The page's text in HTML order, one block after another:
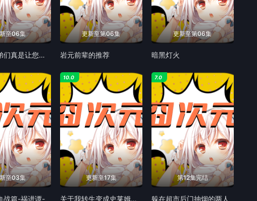
至06集
我家的弟弟们真是让您费心了
更新至第06集
岩元前辈的推荐
更新至第06集
暗黑灯火
至03集
战篇-祸进谭-
更新至17集
10.0
关于我转生变成史莱姆这档事第四季
第12集完结
7.0
躲在超市后门抽烟的两人